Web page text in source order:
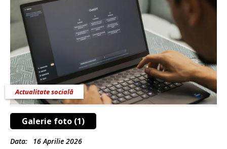
Galerie foto (1)
Actualitate socială
Data: 16 Aprilie 2026